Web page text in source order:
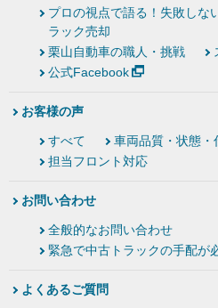
プロの視点で語る！失敗しな
ラック売却
栗山自動車の職人・挑戦
公式Facebook
お客様の声
すべて 車両品質・状態・
担当フロント対応
お問い合わせ
全般的なお問い合わせ
緊急で中古トラックの手配が
よくあるご質問